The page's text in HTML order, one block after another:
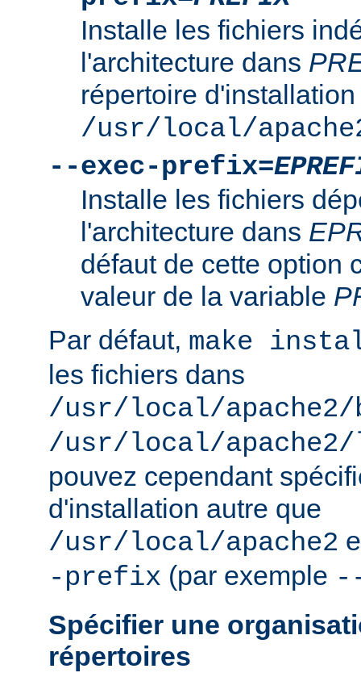
Installe les fichiers
l'architecture dans
répertoire
/usr/local/
--exec-prefix=
Installe les fichiers
l'architecture dans
défaut de cette option
valeur de la variable
Par défaut, make
les fichiers dans
/usr/local/
/usr/local/
pouvez cependant
d'installation autre que
/usr/local/apache2
-prefix (par exemple
Spécifier une
répertoires